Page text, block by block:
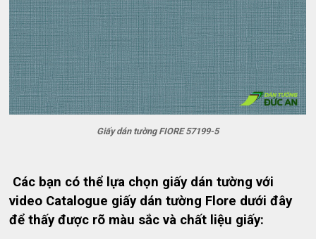
Giấy dán tường FIORE 57199-5
Các bạn có thể lựa chọn giấy dán tường với
video Catalogue giấy dán tường Flore dưới đây
để thấy được rõ màu sắc và chất liệu giấy: